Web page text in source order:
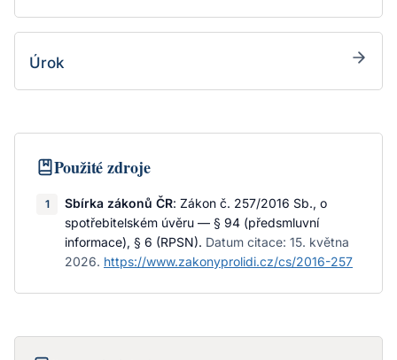
Úrok
Použité zdroje
1 Sbírka zákonů ČR: Zákon č. 257/2016 Sb., o
spotřebitelském úvěru — § 94 (předsmluvní
informace), § 6 (RPSN). Datum citace: 15. května
2026. https://www.zakonyprolidi.cz/cs/2016-257